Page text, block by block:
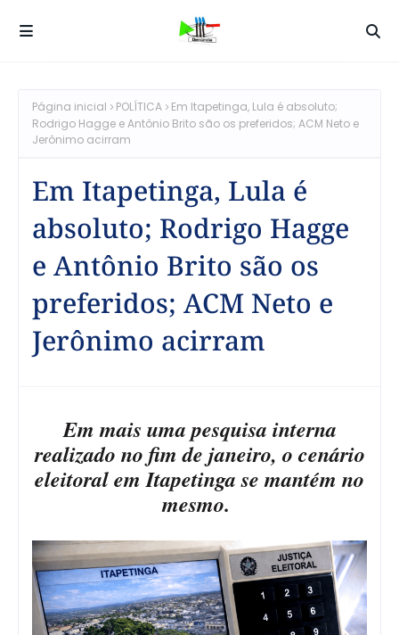
Página inicial POLÍTICA
Em Itapetinga, Lula é absoluto;
Rodrigo Hagge e Antônio Brito são os preferidos; ACM Neto e
Jerônimo acirram
Em Itapetinga, Lula é
absoluto; Rodrigo Hagge
e Antônio Brito são os
preferidos; ACM Neto e
Jerônimo acirram
Em mais uma pesquisa interna
realizado no fim de janeiro, o cenário
eleitoral em Itapetinga se mantém no
mesmo.